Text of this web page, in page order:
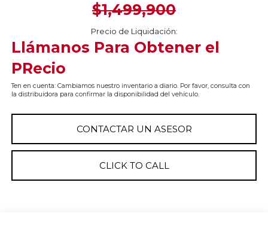
$1,499,900
Precio de Liquidación:
Llámanos Para Obtener el
PRecio
Ten en cuenta: Cambiamos nuestro inventario a diario. Por favor, consulta con
la distribuidora para confirmar la disponibilidad del vehículo.
CONTACTAR UN ASESOR
CLICK TO CALL